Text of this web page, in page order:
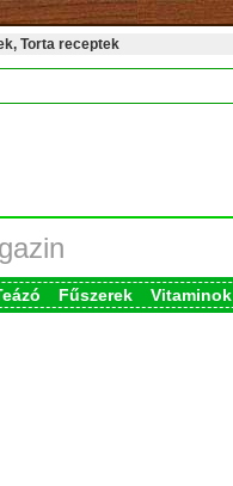
Torta receptek
Fűszerek Vitaminok